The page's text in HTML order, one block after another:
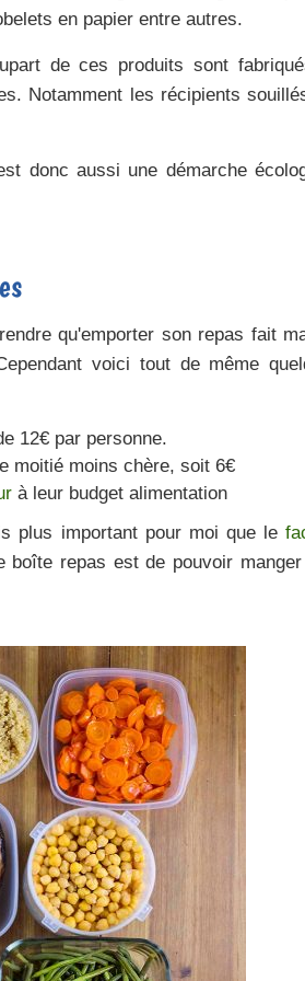
en papier entre autres.
de ces produits sont
Notamment les récipients
donc aussi une démarche
qu'emporter son repas fait
voici tout de même
12€ par personne.
moitié moins chère, soit 6€
à leur budget alimentation
plus important pour moi que le
boîte repas est de pouvoir manger